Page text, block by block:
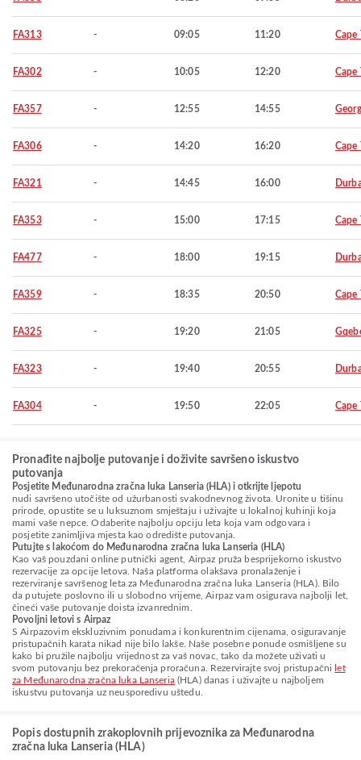
FA313 - 09:05 11:20 Cape
FA302 - 10:05 12:20 Cape
FA357 - 12:55 14:55
FA306 - 14:20 16:20 Cape
FA321 - 14:45 16:00
FA353 - 15:00 17:15 Cape
FA477 - 18:00 19:15
FA359 - 18:35 20:50 Cape
FA325 - 19:20 21:05
FA323 - 19:40 20:55
FA304 - 19:50 22:05 Cape
Pronađite najbolje putovanje i doživite savršeno iskustvo
putovanja
Posjetite Međunarodna zračna luka Lanseria (HLA) i otkrijte ljepotu
nudi savršeno utočište od užurbanosti svakodnevnog života. Uronite u tišinu
prirode, opustite se u luksuznom smještaju i uživajte u lokalnoj kuhinji koja
mami vaše nepce. Odaberite najbolju opciju leta koja vam odgovara i
posjetite zanimljiva mjesta kao odredište putovanja.
Putujte s lakoćom do Međunarodna zračna luka Lanseria (HLA)
Kao vaš pouzdani online putnički agent, Airpaz pruža besprijekorno iskustvo
rezervacije za opcije letova. Naša platforma olakšava pronalaženje i
rezerviranje savršenog leta za Međunarodna zračna luka Lanseria (HLA). Bilo
da putujete poslovno ili u slobodno vrijeme, Airpaz vam osigurava najbolji let,
čineći vaše putovanje doista izvanrednim.
Povoljni letovi s Airpaz
S Airpazovim ekskluzivnim ponudama i konkurentnim cijenama, osiguravanje
pristupačnih karata nikad nije bilo lakše. Naše posebne ponude osmišljene su
kako bi pružile najbolju vrijednost za vaš novac, tako da možete uživati u
svom putovanju bez prekoračenja proračuna. Rezervirajte svoj pristupačni let
za Međunarodna zračna luka Lanseria(HLA) danas i uživajte u najboljem
iskustvu putovanja uz neusporedivu uštedu.
Popis dostupnih zrakoplovnih prijevoznika za Međunarodna
zračna luka Lanseria (HLA)